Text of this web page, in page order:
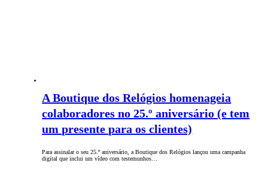
A Boutique dos Relógios homenageia
colaboradores no 25.º aniversário (e tem
um presente para os clientes)
Para assinalar o seu 25.º aniversário, a Boutique dos Relógios lançou uma campanha
digital que inclui um vídeo com testemunhos…